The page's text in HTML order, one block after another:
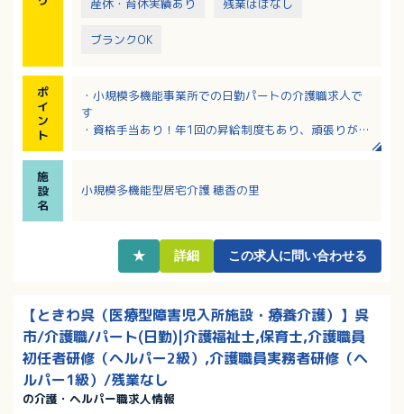
産休・育休実績あり 残業ほぼなし
ブランクOK
ポ
イ
ン
ト
・小規模多機能事業所での日勤パートの介護職求人で
す
・資格手当あり！年1回の昇給制度もあり、頑張りが反
・パートの方にも賞与の支給実績あり！
施
設
名
小規模多機能型居宅介護 穂香の里
★ 詳細 この求人に問い合わせる
【ときわ呉（医療型障害児入所施設・療養介護）】呉
市/介護職/パート(日勤)|介護福祉士,保育士,介護職員
初任者研修（ヘルパー2級）,介護職員実務者研修（ヘ
ルパー1級）/残業なし
の介護・ヘルパー職求人情報